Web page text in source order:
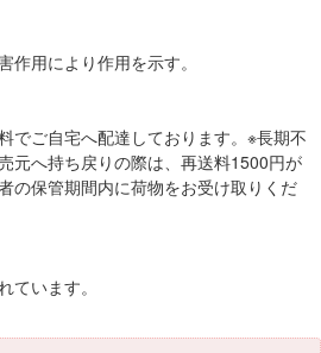
作用により作用を示す。
でご自宅へ配達しております。※長期不
元へ持ち戻りの際は、再送料1500円が
の保管期間内に荷物をお受け取りくだ
ています。